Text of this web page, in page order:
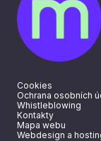
Cookies
Ochrana osobních
Whistleblowing
Kontakty
Mapa webu
Webdesign a